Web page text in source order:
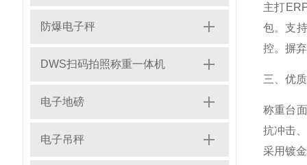
防爆电子秤
DWS扫码拍照称重一体机
电子地磅
电子吊秤
主打
包。支
控。摒
三、优
称重台
抗冲击
采用镀